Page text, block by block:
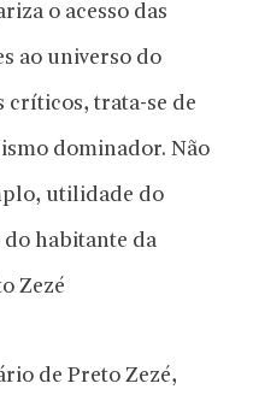
o acesso das
ao universo do
críticos, trata-se de
dominador. Não
utilidade do
habitante da
Zezé
de Preto Zezé,